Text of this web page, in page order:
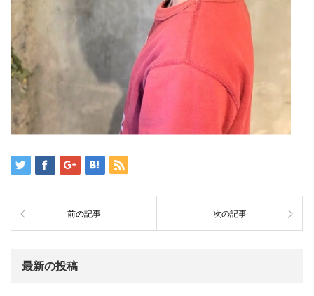
前の記事 次の記事
最新の投稿